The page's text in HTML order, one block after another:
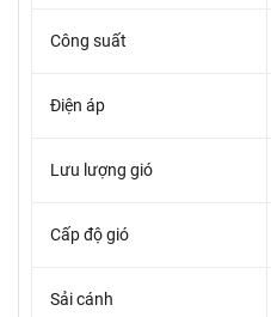
Công suất
Điện áp
Lưu lượng gió
Cấp độ gió
Sải cánh